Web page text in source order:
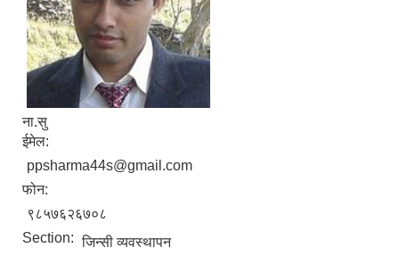
ना.सु
ईमेल:
ppsharma44s@gmail.com
फोन:
९८५७६२६७०८
Section: जिन्सी व्यवस्थापन